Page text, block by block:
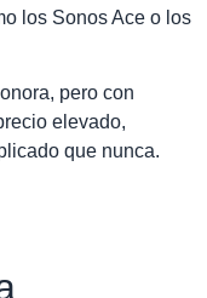
los Sonos Ace o los
pero con
elevado,
que nunca.